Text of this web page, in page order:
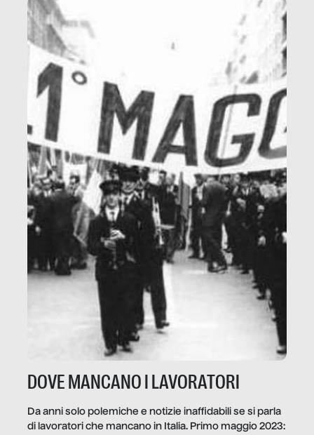
DOVE MANCANO I LAVORATORI
Da anni solo polemiche e notizie inaffidabili se si parla
di lavoratori che mancano in Italia. Primo maggio 2023: